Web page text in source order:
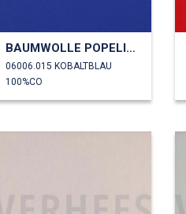
BAUMWOLLE POPELINE
06006.015 KOBALTBLAU
100%CO